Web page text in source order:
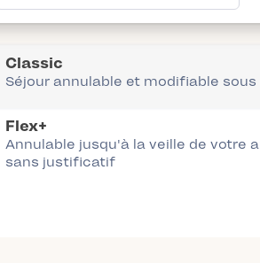
Classic
Séjour annulable et modifiable
Flex+
Annulable jusqu'à la veille de votre
sans justificatif